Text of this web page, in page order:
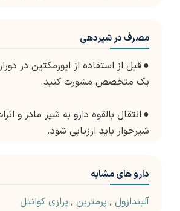
مصرف در شیردهی
●قبل از استفاده از ایورمکتین در
یک متخصص مشورت کنید.
● انتقال بالقوه دارو به شیر مادر و
شیرخوار باید ارزیابی شود.
دارو های مشابه
آلبندازول , پرمترین , پرازی کوانتل